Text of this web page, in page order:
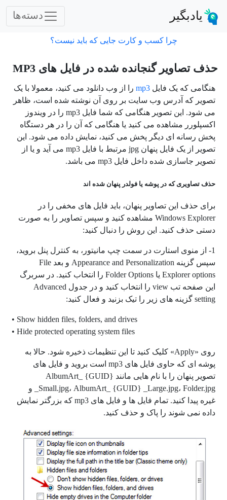
یادبگیر دسته‌ها
چرا کسب و کارت جایی که باید نیست؟
حذف تصاویر گنجانده شده در فایل های MP3
هنگامی که یک فایل mp3را از وب دانلود می کنید، معمولا با یک
تصویر که آدرس وب سایت بر روی آن نوشته شده است، ظاهر
می شود. این تصویر هنگامی که شما فایل mp3 را در ویندوز
اکسپلورر مشاهده می کنید یا هنگامی که آن را در هر دستگاه
پخش رسانه ای دیگر پخش می کنید، نمایش داده می شود. این
تصویر از یک فایل پنهان jpg مرتبط با فایل mp3 می آید و یا از
تصویر جاسازی شده داخل فایل mp3 می باشد.
حذف تصاویری که در پوشه یا فولدر پنهان شده اند
برای حذف این تصاویر پنهان، باید فایل های مخفی را در
Windows Explorer مشاهده کنید و سپس تصاویر را به صورت
دستی حذف کنید. این روش را دنبال کنید:
1- از منوی استارت در سمت چپ مانیتور، به کنترل پنل بروید،
سپس گزینه Appearance and Personalization و بعد
File
Explorer options
یا Folder Options را انتخاب کنید. در سربرگ
این صفحه تب viewرا انتخاب کنید و در جدول Advanced
settingگزینه های زیر را تیک بزنید و فعال کنید:
• Show hidden files, folders, and drives
• Hide protected operating system files
روی «Apply» کلیک کنید تا این تنظیمات ذخیره شود. حالا به
پوشه ای که حاوی فایل های mp3 است بروید و فایل های
تصویر پنهان را با نام هایی مانند AlbumArt_ {GUID}
_Small.jpg، AlbumArt_ {GUID} _Large.jpg، Folder.jpg و
غیره پیدا کنید. تمام فایل ها و فایل های mp3 که بزرگتر نمایش
داده نمی شوند را پاک و حذف کنید.